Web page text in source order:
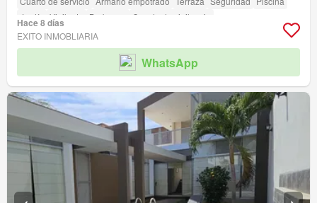
Jardín
Vigilante Barbacoa Caseta de vigilancia
Hace 8 días
EXITO INMOBLIARIA
WhatsApp